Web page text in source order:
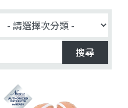
搜尋